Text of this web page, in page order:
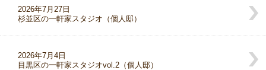
2026年7月27日
杉並区の一軒家スタジオ（個人邸）
2026年7月4日
目黒区の一軒家スタジオvol.2（個人邸）